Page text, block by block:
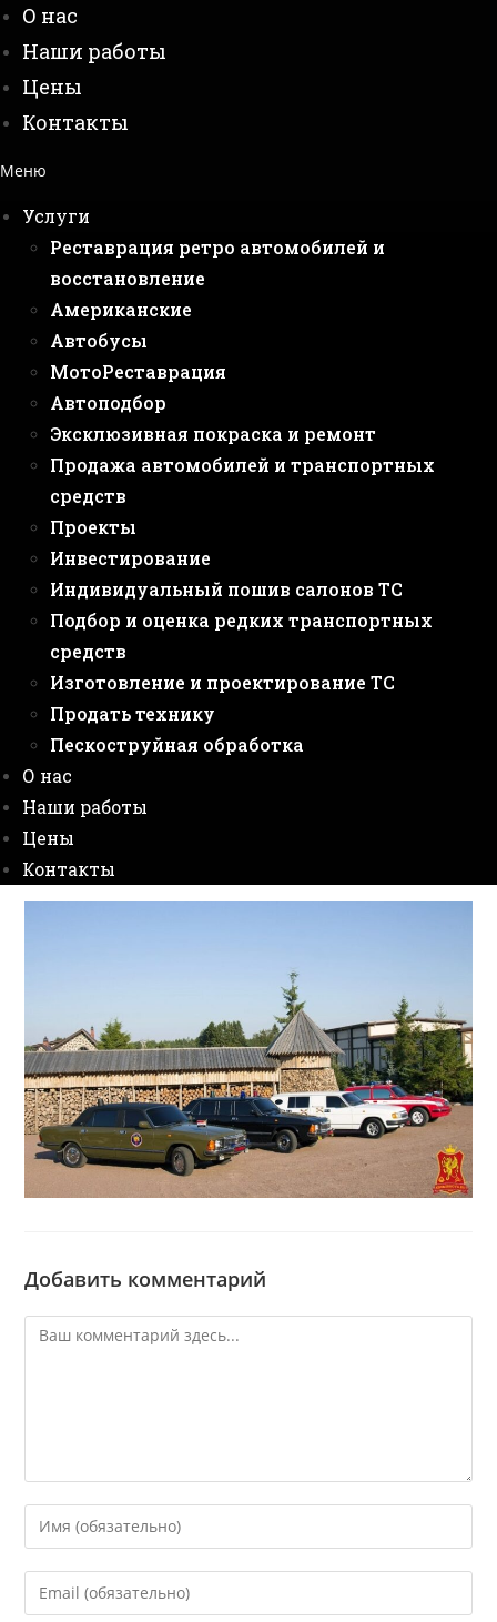
О нас
Наши работы
Цены
Контакты
Меню
Услуги
Реставрация ретро автомобилей и
восстановление
Американские
Автобусы
МотоРеставрация
Автоподбор
Эксклюзивная покраска и ремонт
Продажа автомобилей и транспортных
средств
Проекты
Инвестирование
Индивидуальный пошив салонов ТС
Подбор и оценка редких транспортных
средств
Изготовление и проектирование ТС
Продать технику
Пескоструйная обработка
О нас
Наши работы
Цены
Контакты
Добавить комментарий
Комментарий
Введите
свое
имя
или
Введите
свой